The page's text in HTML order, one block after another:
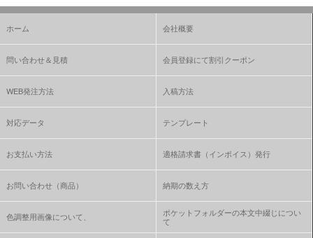
ホーム 会社概要
問い合わせ＆見積 会員登録にて割引クーポン
WEB発注方法 入稿方法
対応データ テンプレート
お支払い方法 適格請求書（インボイス）発行
お問い合わせ（商品） 納期の数え方
色調整用画像について、
ポケットフォルダーの本文中綴じについ
て